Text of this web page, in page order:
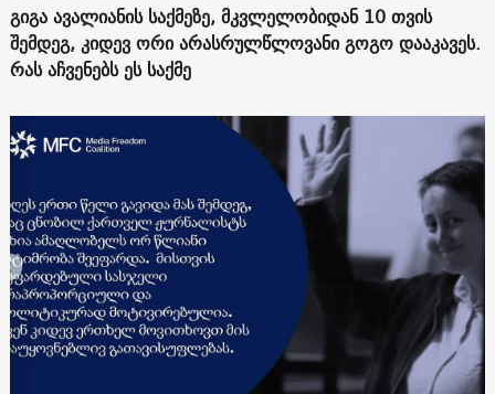
გიგა ავალიანის საქმეზე, მკვლელობიდან 10 თვის
შემდეგ, კიდევ ორი არასრულწლოვანი გოგო დააკავეს.
რას აჩვენებს ეს საქმე